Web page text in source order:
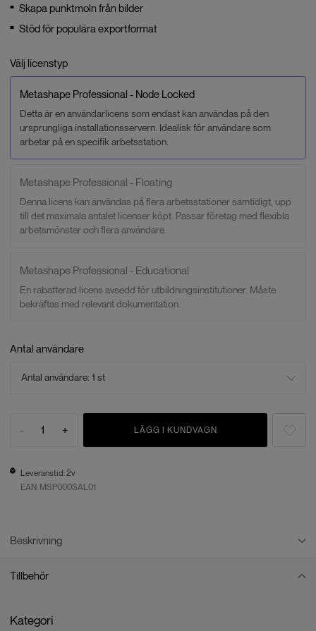
Skapa punktmoln från bilder
Stöd för populära exportformat
Välj licenstyp
Metashape Professional - Node Locked
Detta är en användarlicens som endast kan användas på den
ursprungliga installationsservern. Idealisk för användare som
arbetar på en specifik arbetsstation.
Metashape Professional - Floating
Denna licens kan användas på flera arbetsstationer samtidigt, upp
till det maximala antalet licenser köpt. Passar företag med flexibla
arbetsmönster och flera användare.
Metashape Professional - Educational
En rabatterad licens avsedd för utbildningsinstitutioner. Måste
bekräftas med relevant dokumentation.
Antal användare
Antal användare: 1 st
- 1 + LÄGG I KUNDVAGN
Leveranstid: 2v
EAN: MSP000SAL01
Beskrivning
Tillbehör
Kategori